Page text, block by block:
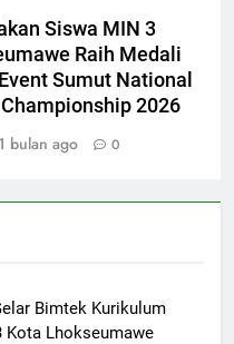
Siswa MIN 3
Raih Medali
Sumut National
2026
1 bulan ago 0
Bimtek Kurikulum
Kota Lhokseumawe